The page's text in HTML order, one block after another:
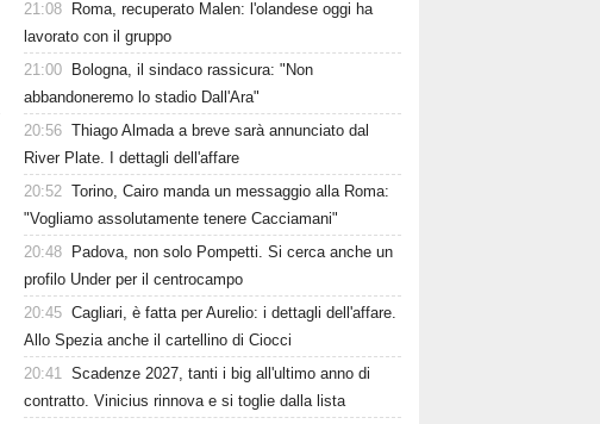
21:08
Roma, recuperato Malen: l'olandese oggi ha
lavorato con il gruppo
21:00
Bologna, il sindaco rassicura: "Non
abbandoneremo lo stadio Dall'Ara"
20:56 Thiago Almada a breve sarà annunciato dal
River Plate. I dettagli dell'affare
20:52 Torino, Cairo manda un messaggio alla Roma:
"Vogliamo assolutamente tenere Cacciamani"
20:48
Padova, non solo Pompetti. Si cerca anche un
profilo Under per il centrocampo
20:45 Cagliari, è fatta per Aurelio: i dettagli dell'affare.
Allo Spezia anche il cartellino di Ciocci
20:41 Scadenze 2027, tanti i big all'ultimo anno di
contratto. Vinicius rinnova e si toglie dalla lista